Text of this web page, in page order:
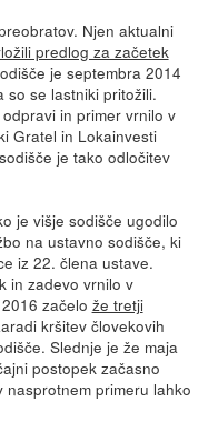
Njen aktualni
predlog za začetek
je septembra 2014
so se lastniki pritožili.
in primer vrnilo v
Gratel in Lokainvesti
je tako odločitev
je višje sodišče ugodilo
na ustavno sodišče, ki
iz 22. člena ustave.
in zadevo vrnilo v
začelo že tretji
kršitev človekovih
Slednje je že maja
postopek začasno
primeru lahko